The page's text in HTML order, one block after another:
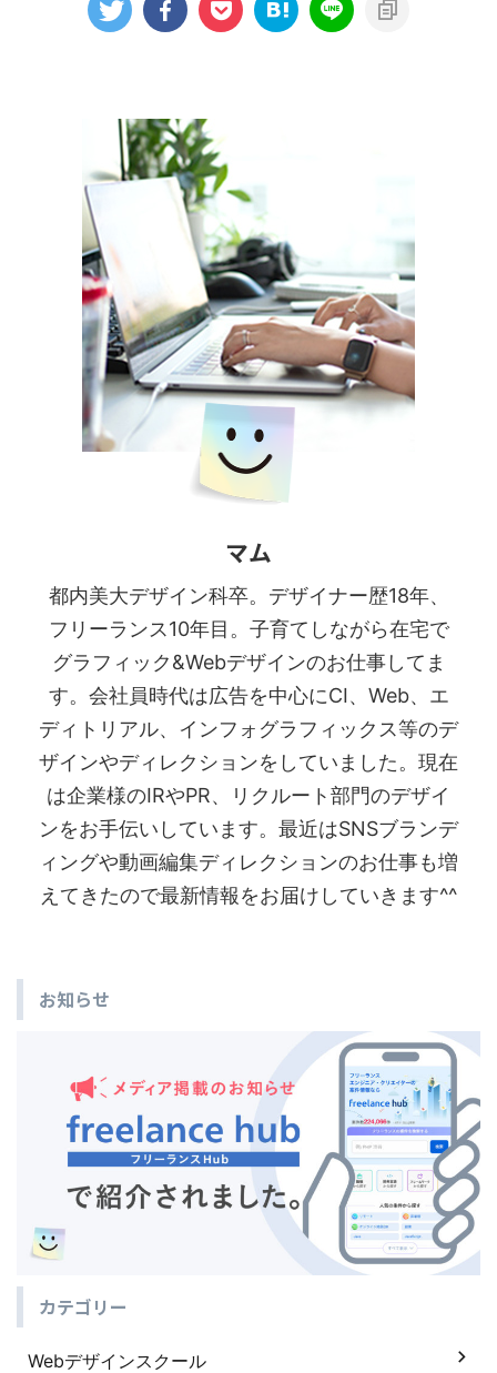
マム
都内美大デザイン科卒。デザイナー歴18年、
フリーランス10年目。子育てしながら在宅で
グラフィック&Webデザインのお仕事してま
す。会社員時代は広告を中心にCI、Web、エ
ディトリアル、インフォグラフィックス等のデ
ザインやディレクションをしていました。現在
は企業様のIRやPR、リクルート部門のデザイ
ンをお手伝いしています。最近はSNSブランデ
ィングや動画編集ディレクションのお仕事も増
えてきたので最新情報をお届けしていきます^^
お知らせ
カテゴリー
Webデザインスクール